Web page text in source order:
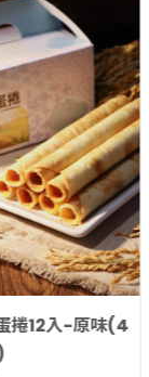
捲12入-原味(4